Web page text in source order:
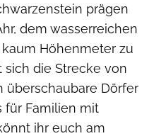
prägen
dem wasserreichen
Höhenmeter zu
die Strecke von
überschaubare Dörfer
für Familien mit
ihr euch am